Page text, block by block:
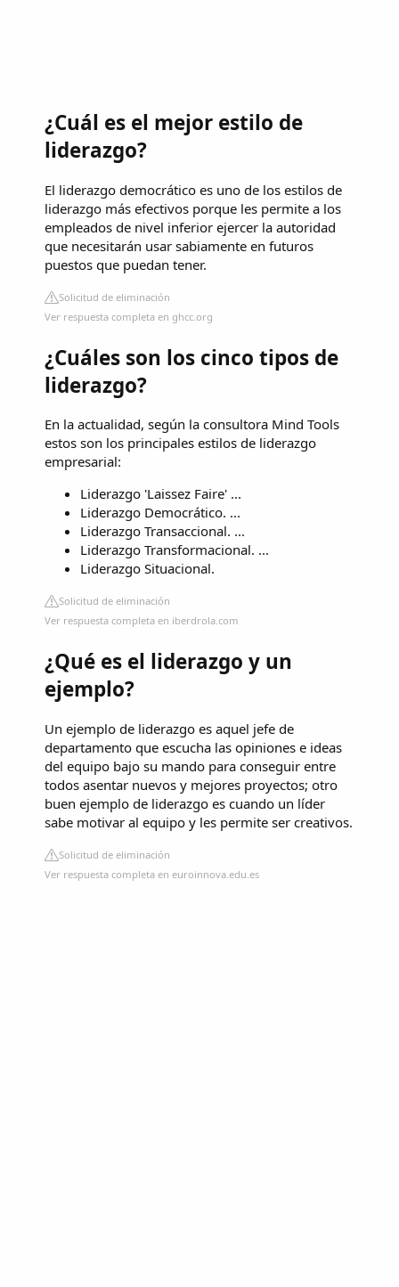
¿Cuál es el mejor estilo de
liderazgo?
El liderazgo democrático es uno de los estilos de
liderazgo más efectivos porque les permite a los
empleados de nivel inferior ejercer la autoridad
que necesitarán usar sabiamente en futuros
puestos que puedan tener.
Solicitud de eliminación
Ver respuesta completa en ghcc.org
¿Cuáles son los cinco tipos de
liderazgo?
En la actualidad, según la consultora Mind Tools
estos son los principales estilos de liderazgo
empresarial:
Liderazgo 'Laissez Faire' ...
Liderazgo Democrático. ...
Liderazgo Transaccional. ...
Liderazgo Transformacional. ...
Liderazgo Situacional.
Solicitud de eliminación
Ver respuesta completa en iberdrola.com
¿Qué es el liderazgo y un
ejemplo?
Un ejemplo de liderazgo es aquel jefe de
departamento que escucha las opiniones e ideas
del equipo bajo su mando para conseguir entre
todos asentar nuevos y mejores proyectos; otro
buen ejemplo de liderazgo es cuando un líder
sabe motivar al equipo y les permite ser creativos.
Solicitud de eliminación
Ver respuesta completa en euroinnova.edu.es